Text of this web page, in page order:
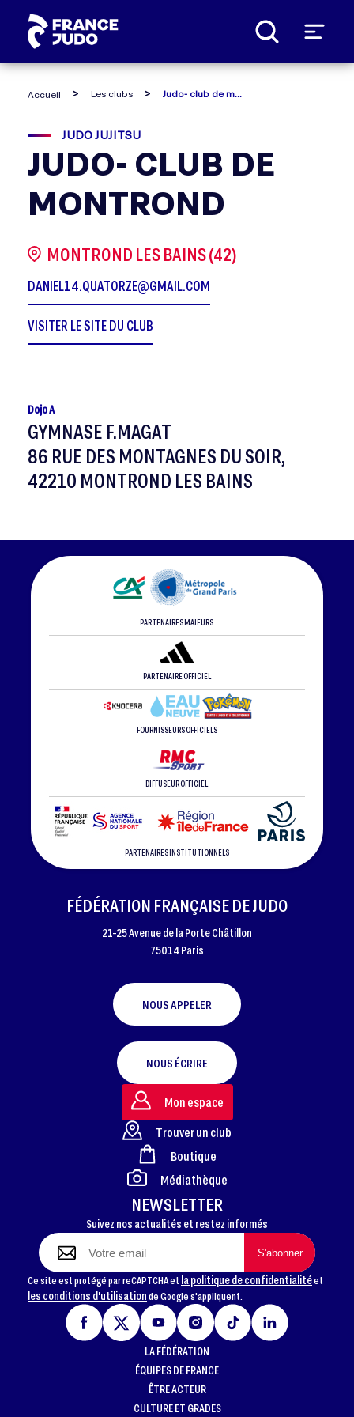
Accueil Les clubs
JUDO JUJITSU
JUDO- CLUB DE
MONTROND
MONTROND LES BAINS (42)
DANIEL14.QUATORZE@GMAIL.COM
VISITER LE SITE DU CLUB
Dojo A
GYMNASE F.MAGAT
86 RUE DES MONTAGNES DU SOIR,
42210 MONTROND LES BAINS
PARTENAIRES MAJEURS
PARTENAIRE OFFICIEL
FOURNISSEURS OFFICIELS
DIFFUSEUR OFFICIEL
PARTENAIRES INSTITUTIONNELS
FOOTER
FÉDÉRATION FRANÇAISE DE JUDO
21-25 Avenue de la Porte Châtillon
75014 Paris
NOUS APPELER
NOUS ÉCRIRE
NEWSLETTER
Suivez nos actualités et restez informés
Ce site est protégé par reCAPTCHA et la politique de confidentialitéet
les conditions d'utilisationde Google s'appliquent.
Mon espace
Trouver un club
Boutique
Médiathèque
LA FÉDÉRATION
ÉQUIPES DE FRANCE
ÊTRE ACTEUR
CULTURE ET GRADES